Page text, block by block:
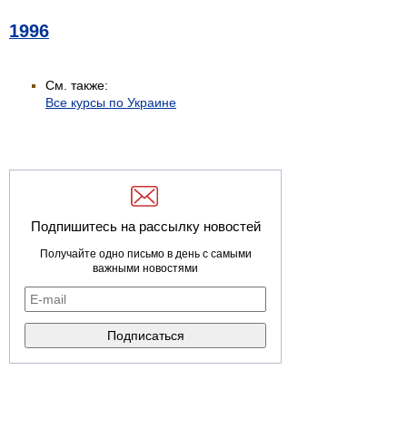
1996
См. также:
Все курсы по Украине
Подпишитесь на рассылку новостей
Получайте одно письмо в день с самыми
важными новостями